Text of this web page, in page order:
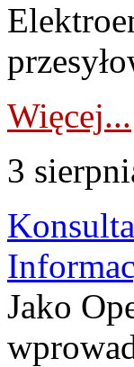
Więcej...
3
Jako